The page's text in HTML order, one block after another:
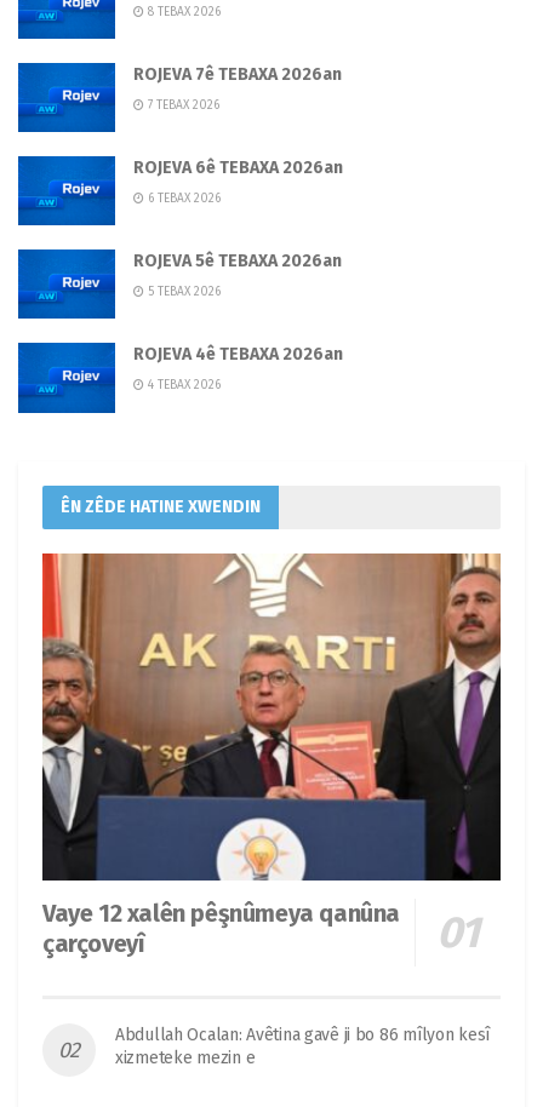
8 TEBAX 2026
ROJEVA 7ê TEBAXA 2026an
7 TEBAX 2026
ROJEVA 6ê TEBAXA 2026an
6 TEBAX 2026
ROJEVA 5ê TEBAXA 2026an
5 TEBAX 2026
ROJEVA 4ê TEBAXA 2026an
4 TEBAX 2026
ÊN ZÊDE HATINE XWENDIN
Vaye 12 xalên pêşnûmeya qanûna
çarçoveyî
Abdullah Ocalan: Avêtina gavê ji bo 86 mîlyon kesî
xizmeteke mezin e